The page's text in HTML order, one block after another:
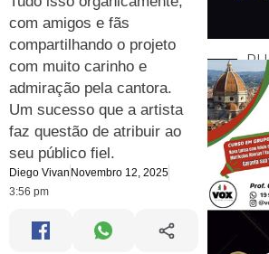
com amigos e fãs
compartilhando o projeto
com muito carinho e
admiração pela cantora.
Um sucesso que a artista
faz questão de atribuir ao
seu público fiel.
Diego Vivan Novembro 12, 2025
3:56 pm